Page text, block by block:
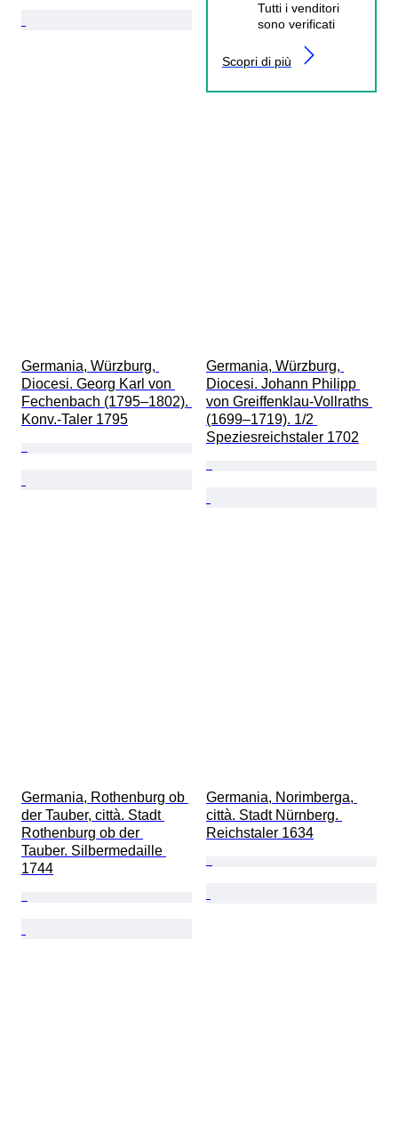
Tutti i venditori
sono verificati
Scopri di più
Germania, Würzburg,
Diocesi. Georg Karl von
Fechenbach (1795–1802).
Konv.-Taler 1795
Germania, Würzburg,
Diocesi. Johann Philipp
von Greiffenklau-Vollraths
(1699–1719). 1/2
Speziesreichstaler 1702
Germania, Rothenburg ob
der Tauber, città. Stadt
Rothenburg ob der
Tauber. Silbermedaille
1744
Germania, Norimberga,
città. Stadt Nürnberg.
Reichstaler 1634